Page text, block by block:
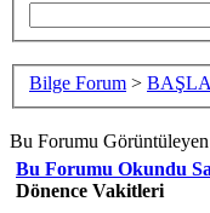
Bilge Forum >
Bu Forumu
Bu Forumu Okundu
Dönence Vakitleri